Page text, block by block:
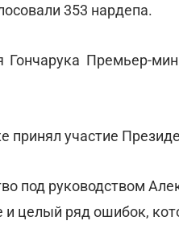
353 нардепа.
Гончарука Премьер-
принял участие
под руководством
целый ряд ошибок,